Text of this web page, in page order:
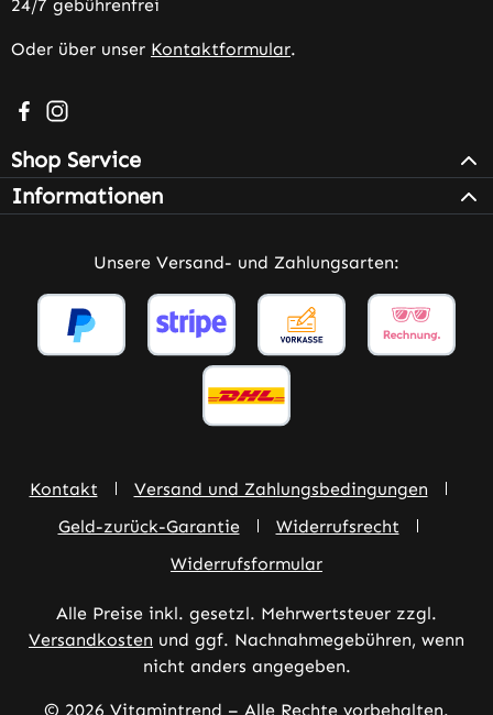
24/7 gebührenfrei
Oder über unser Kontaktformular.
Besuche uns auf Facebook – öffnet in neuem Tab
Schau auf Instagram vorbei – öffnet in neuem Tab
Shop Service
Informationen
Unsere Versand- und Zahlungsarten:
Kontakt
Versand und Zahlungsbedingungen
Geld-zurück-Garantie
Widerrufsrecht
Widerrufsformular
Alle Preise inkl. gesetzl. Mehrwertsteuer zzgl.
Versandkosten und ggf. Nachnahmegebühren, wenn
nicht anders angegeben.
© 2026 Vitamintrend – Alle Rechte vorbehalten.